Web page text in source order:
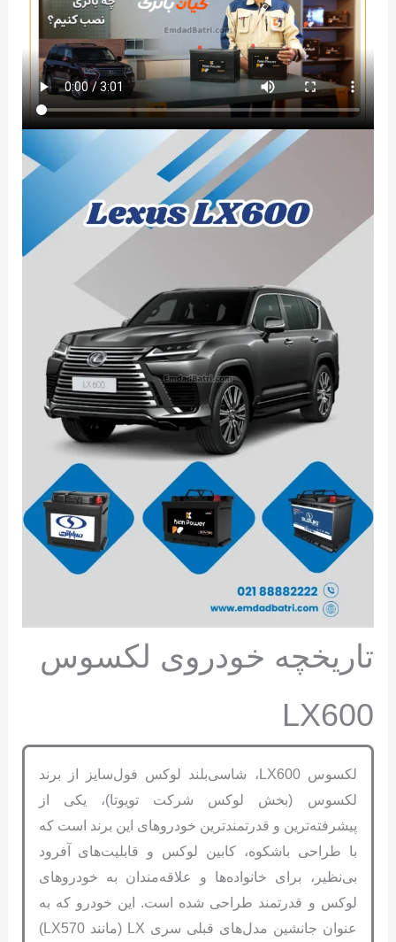
تاریخچه خودروی لکسوس
LX600
لکسوس LX600، شاسی‌بلند لوکس فول‌سایز از برند
لکسوس (بخش لوکس شرکت تویوتا)، یکی از
پیشرفته‌ترین و قدرتمندترین خودروهای این برند است که
با طراحی باشکوه، کابین لوکس و قابلیت‌های آفرود
بی‌نظیر، برای خانواده‌ها و علاقه‌مندان به خودروهای
لوکس و قدرتمند طراحی شده است. این خودرو که به
عنوان جانشین مدل‌های قبلی سری LX (مانند LX570)